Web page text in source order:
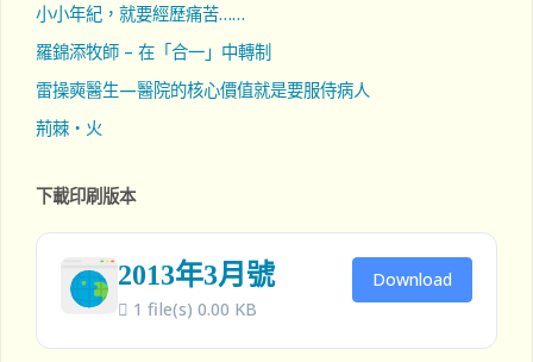
小小年紀，就要經歷痛苦……
羅錦添牧師 – 在「合一」中轉制
雷操奭醫生—醫院的核心價值就是要服侍病人
荊棘‧火
下載印刷版本
2013年3月號
1 file(s) 0.00 KB
Download